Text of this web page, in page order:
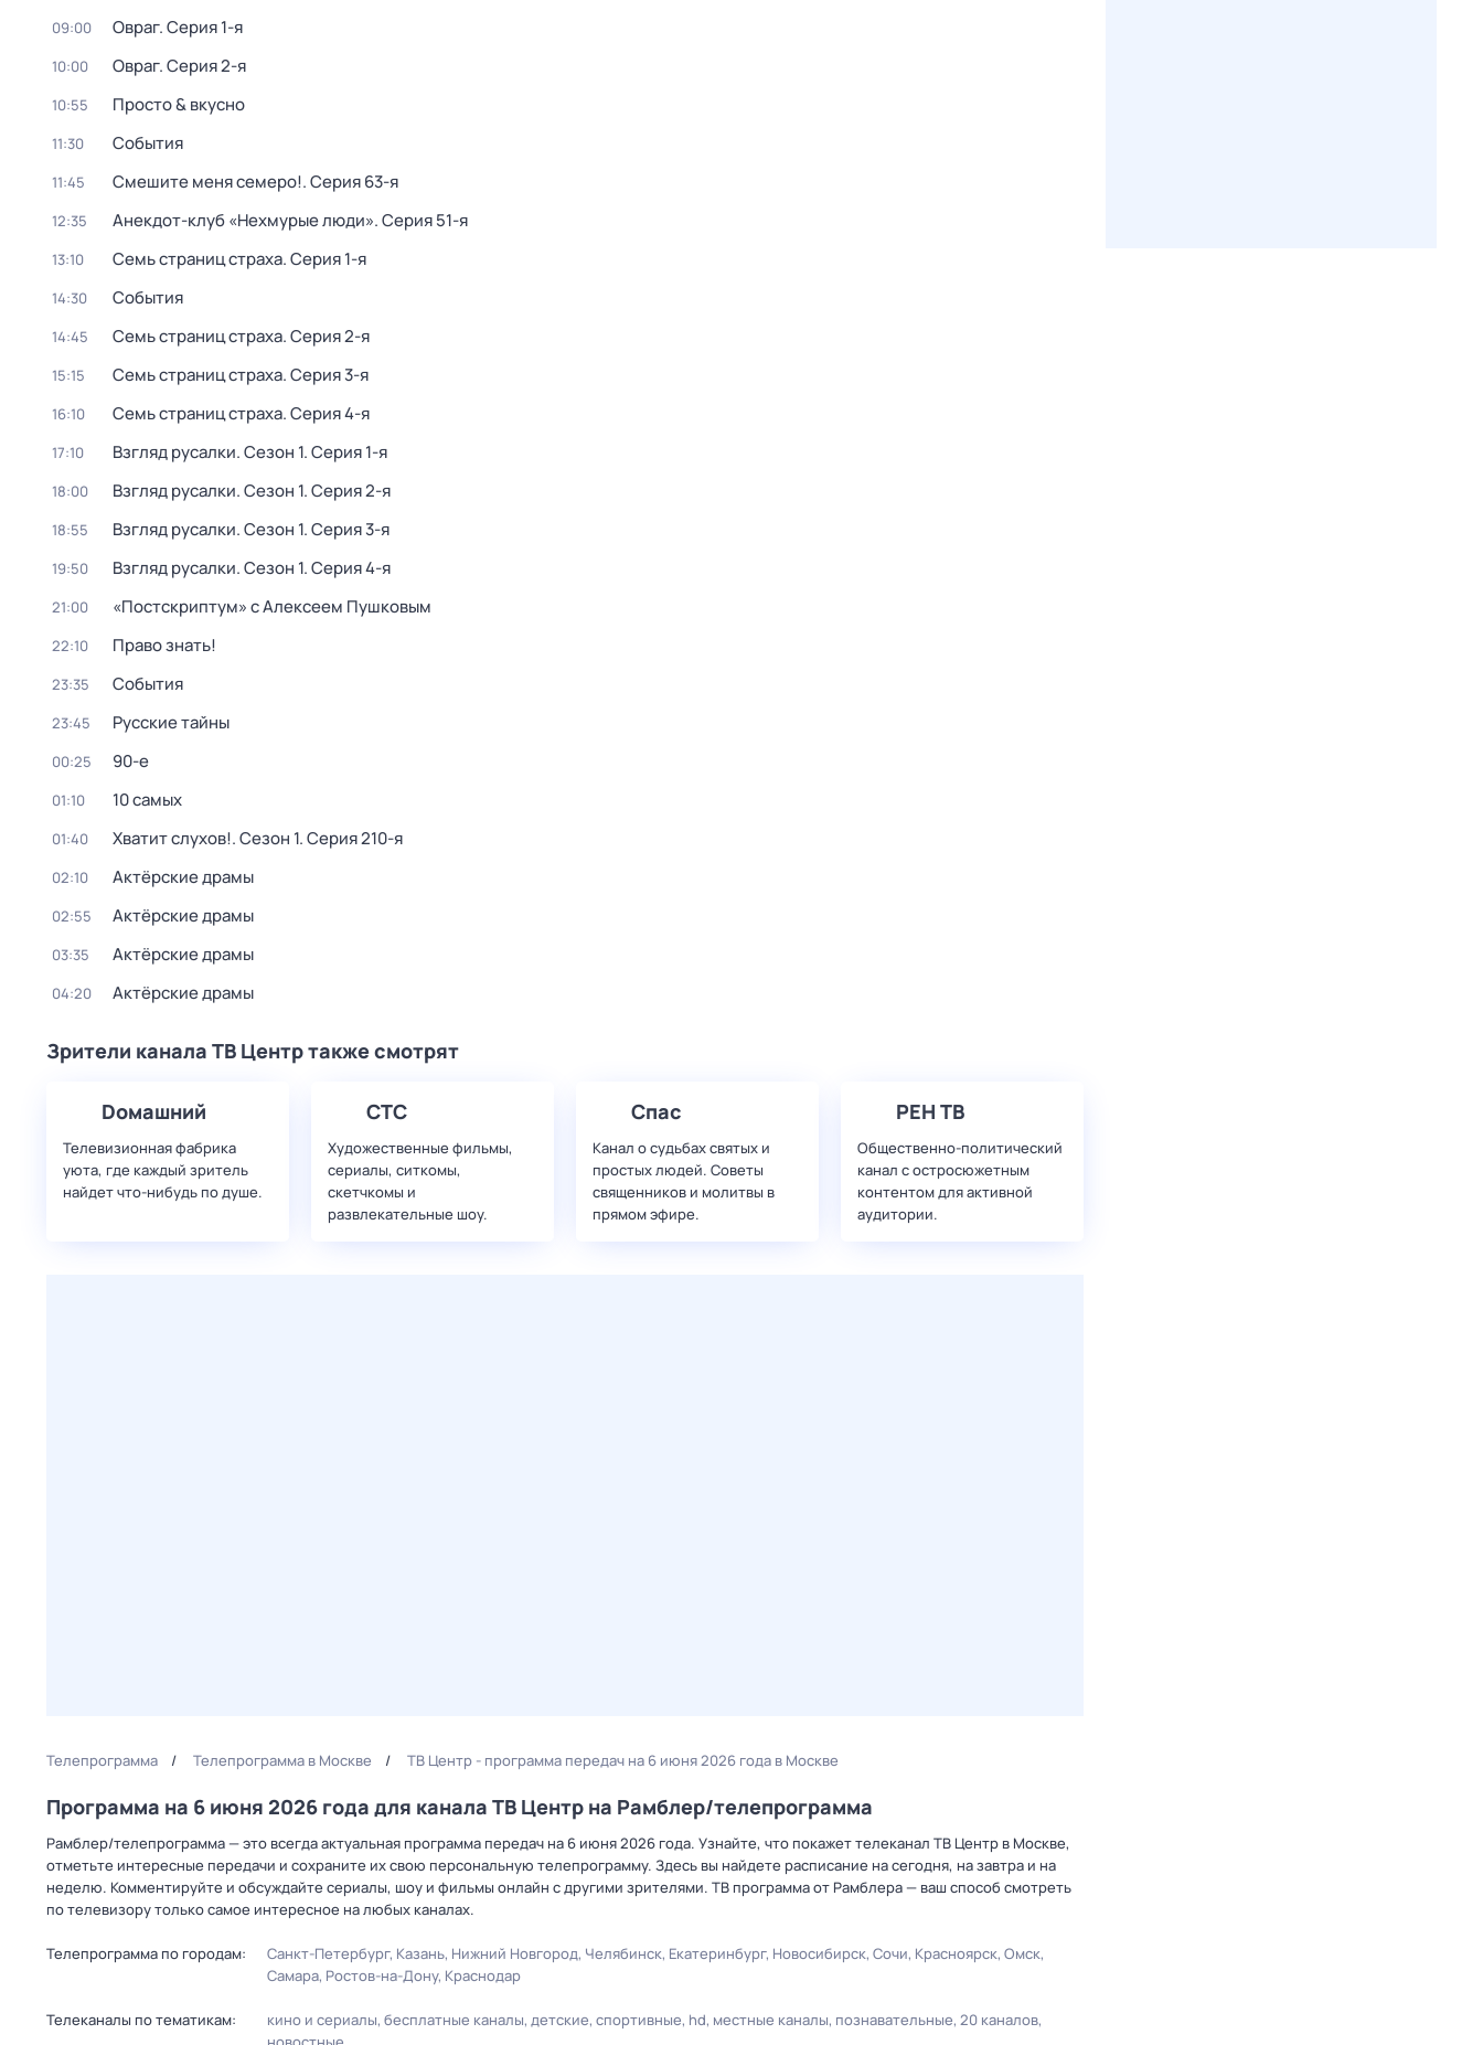
09:00 Овраг. Серия 1-я
10:00 Овраг. Серия 2-я
10:55 Просто & вкусно
11:30 События
11:45 Смешите меня семеро!. Серия 63-я
12:35 Анекдот-клуб «Нехмурые люди». Серия 51-я
13:10 Семь страниц страха. Серия 1-я
14:30 События
14:45 Семь страниц страха. Серия 2-я
15:15 Семь страниц страха. Серия 3-я
16:10 Семь страниц страха. Серия 4-я
17:10 Взгляд русалки. Сезон 1. Серия 1-я
18:00 Взгляд русалки. Сезон 1. Серия 2-я
18:55 Взгляд русалки. Сезон 1. Серия 3-я
19:50 Взгляд русалки. Сезон 1. Серия 4-я
21:00 «Постскриптум» с Алексеем Пушковым
22:10 Право знать!
23:35 События
23:45 Русские тайны
00:25 90-е
01:10 10 самых
01:40 Хватит слухов!. Сезон 1. Серия 210-я
02:10 Актёрские драмы
02:55 Актёрские драмы
03:35 Актёрские драмы
04:20 Актёрские драмы
Зрители канала ТВ Центр также смотрят
Dомашний
Телевизионная фабрика
уюта, где каждый зритель
найдет что‑нибудь по душе.
СТС
Художественные фильмы,
сериалы, ситкомы,
скетчкомы и
развлекательные шоу.
Спас
Канал о судьбах святых и
простых людей. Советы
священников и молитвы в
прямом эфире.
РЕН ТВ
Общественно-политический
канал с остросюжетным
контентом для активной
аудитории.
Телепрограмма Телепрограмма в Москве ТВ Центр - программа передач на 6 июня 2026 года в Москве
Программа на 6 июня 2026 года для канала ТВ Центр на Рамблер/телепрограмма
Рамблер/телепрограмма — это всегда актуальная программа передач на 6 июня 2026 года. Узнайте, что покажет телеканал ТВ Центр в Москве,
отметьте интересные передачи и сохраните их свою персональную телепрограмму. Здесь вы найдете расписание на сегодня, на завтра и на
неделю. Комментируйте и обсуждайте сериалы, шоу и фильмы онлайн с другими зрителями. ТВ программа от Рамблера — ваш способ смотреть
по телевизору только самое интересное на любых каналах.
Телепрограмма по городам: Санкт-Петербург Казань Нижний Новгород Челябинск Екатеринбург Новосибирск Сочи Красноярск Омск
Самара Ростов-на-Дону Краснодар
Телеканалы по тематикам: кино и сериалы бесплатные каналы детские спортивные hd местные каналы познавательные 20 каналов